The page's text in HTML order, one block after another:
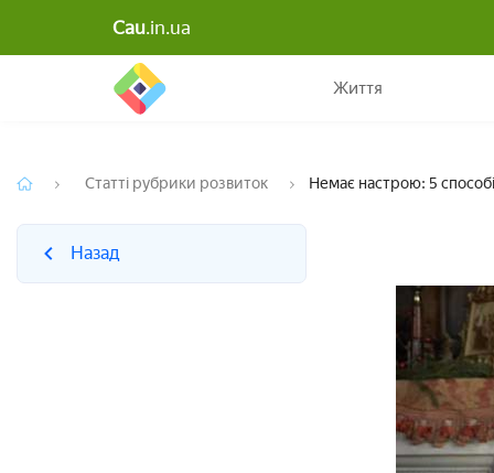
Cau.in.ua
Життя
Назад
Статті рубрики розвиток Немає настрою: 5
Назад